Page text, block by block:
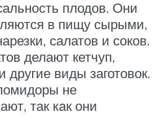
плодов. Они
в пищу сырыми,
салатов и соков.
делают кетчуп,
другие виды заготовок.
не
так как они